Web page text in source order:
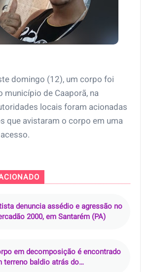
domingo (12), um corpo foi
município de Caaporã, na
locais foram acionadas
que avistaram o corpo em uma
denuncia assédio e agressão no
2000, em Santarém (PA)
em decomposição é encontrado
terreno baldio atrás do